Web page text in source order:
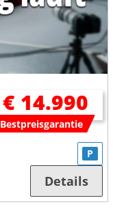
€ 14.990
Bestpreisgarantie
P
Details